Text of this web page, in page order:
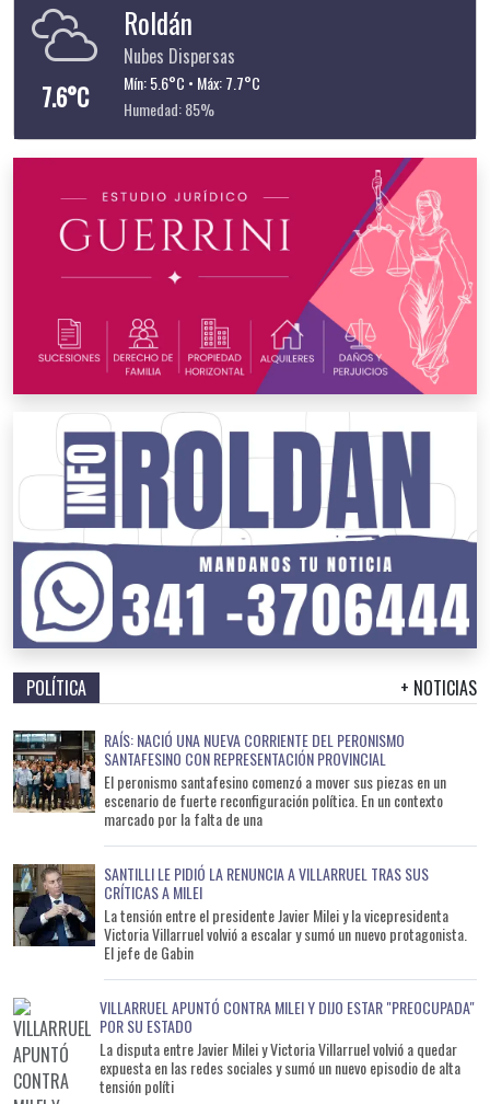
7.6°C
Roldán
Nubes Dispersas
Mín: 5.6°C • Máx: 7.7°C
Humedad: 85%
POLÍTICA + NOTICIAS
RAÍS: NACIÓ UNA NUEVA CORRIENTE DEL PERONISMO
SANTAFESINO CON REPRESENTACIÓN PROVINCIAL
El peronismo santafesino comenzó a mover sus piezas en un
escenario de fuerte reconfiguración política. En un contexto
marcado por la falta de una
SANTILLI LE PIDIÓ LA RENUNCIA A VILLARRUEL TRAS SUS
CRÍTICAS A MILEI
La tensión entre el presidente Javier Milei y la vicepresidenta
Victoria Villarruel volvió a escalar y sumó un nuevo protagonista.
El jefe de Gabin
VILLARRUEL APUNTÓ CONTRA MILEI Y DIJO ESTAR "PREOCUPADA"
POR SU ESTADO
La disputa entre Javier Milei y Victoria Villarruel volvió a quedar
expuesta en las redes sociales y sumó un nuevo episodio de alta
tensión políti